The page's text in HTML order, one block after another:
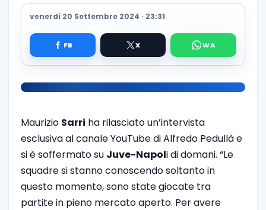
venerdì 20 Settembre 2024 · 23:31
Maurizio Sarri ha rilasciato un’intervista
esclusiva al canale YouTube di Alfredo Pedullà e
si è soffermato su Juve-Napoli di domani. “Le
squadre si stanno conoscendo soltanto in
questo momento, sono state giocate tra
partite in pieno mercato aperto. Per avere